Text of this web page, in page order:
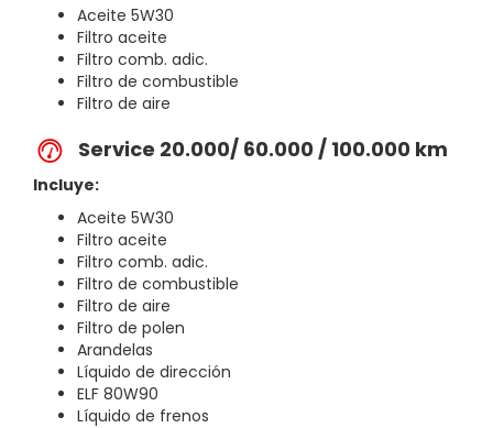
Aceite 5W30
Filtro aceite
Filtro comb. adic.
Filtro de combustible
Filtro de aire
Service 20.000/ 60.000 / 100.000 km
Incluye:
Aceite 5W30
Filtro aceite
Filtro comb. adic.
Filtro de combustible
Filtro de aire
Filtro de polen
Arandelas
Líquido de dirección
ELF 80W90
Líquido de frenos